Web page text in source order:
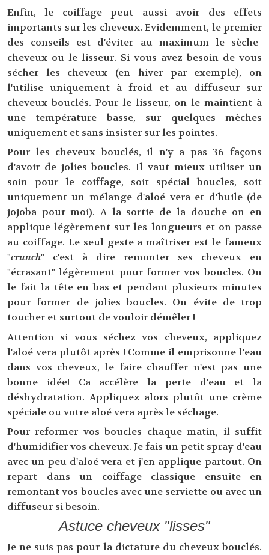
Enfin, le coiffage peut aussi avoir des effets
importants sur les cheveux. Evidemment, le premier
des conseils est d'éviter au maximum le sèche-
cheveux ou le lisseur. Si vous avez besoin de vous
sécher les cheveux (en hiver par exemple), on
l'utilise uniquement à froid et au diffuseur sur
cheveux bouclés. Pour le lisseur, on le maintient à
une température basse, sur quelques mèches
uniquement et sans insister sur les pointes.
Pour les cheveux bouclés, il n'y a pas 36 façons
d'avoir de jolies boucles. Il vaut mieux utiliser un
soin pour le coiffage, soit spécial boucles, soit
uniquement un mélange d'aloé vera et d'huile (de
jojoba pour moi). A la sortie de la douche on en
applique légèrement sur les longueurs et on passe
au coiffage. Le seul geste a maîtriser est le fameux
"crunch" c'est à dire remonter ses cheveux en
"écrasant" légèrement pour former vos boucles. On
le fait la tête en bas et pendant plusieurs minutes
pour former de jolies boucles. On évite de trop
toucher et surtout de vouloir démêler !
Attention si vous séchez vos cheveux, appliquez
l'aloé vera plutôt après ! Comme il emprisonne l'eau
dans vos cheveux, le faire chauffer n'est pas une
bonne idée! Ca accélère la perte d'eau et la
déshydratation. Appliquez alors plutôt une crème
spéciale ou votre aloé vera après le séchage.
Pour reformer vos boucles chaque matin, il suffit
d'humidifier vos cheveux. Je fais un petit spray d'eau
avec un peu d'aloé vera et j'en applique partout. On
repart dans un coiffage classique ensuite en
remontant vos boucles avec une serviette ou avec un
diffuseur si besoin.
Astuce cheveux "lisses"
Je ne suis pas pour la dictature du cheveux bouclés.